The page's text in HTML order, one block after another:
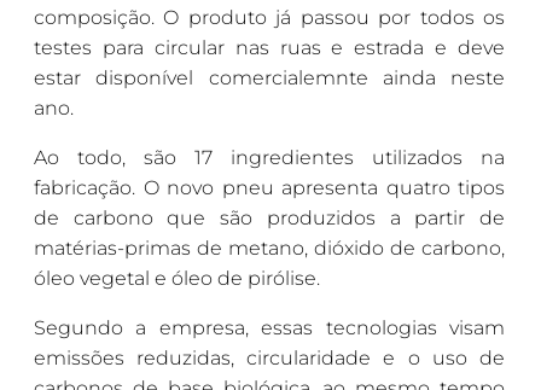
composição. O produto já passou por todos os
testes para circular nas ruas e estrada e deve
estar disponível comercialemnte ainda neste
ano.
Ao todo, são 17 ingredientes utilizados na
fabricação. O novo pneu apresenta quatro tipos
de carbono que são produzidos a partir de
matérias-primas de metano, dióxido de carbono,
óleo vegetal e óleo de pirólise.
Segundo a empresa, essas tecnologias visam
emissões reduzidas, circularidade e o uso de